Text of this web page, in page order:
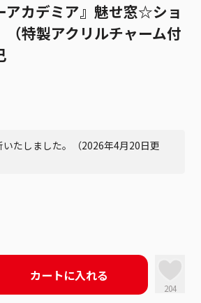
アカデミア』魅せ窓☆ショ
特製アクリルチャーム付
たしました。（2026年4月20日更
カートに入れる
204